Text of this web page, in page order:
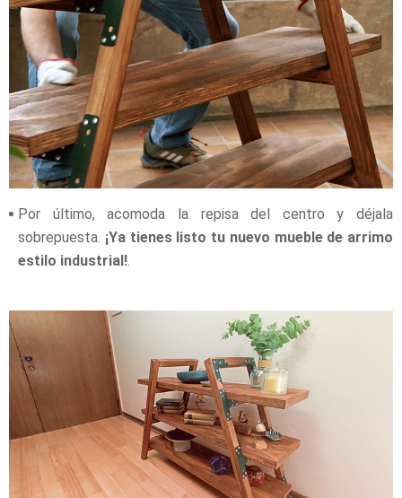
Por último, acomoda la repisa del centro y déjala
sobrepuesta. ¡Ya tienes listo tu nuevo mueble de arrimo
estilo industrial!.